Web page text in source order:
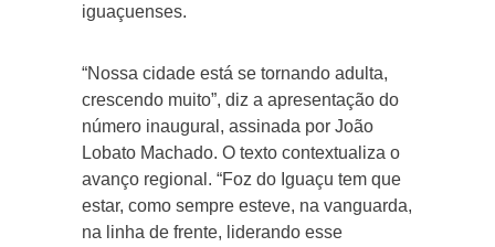
iguaçuenses.
“Nossa cidade está se tornando adulta,
crescendo muito”, diz a apresentação do
número inaugural, assinada por João
Lobato Machado. O texto contextualiza o
avanço regional. “Foz do Iguaçu tem que
estar, como sempre esteve, na vanguarda,
na linha de frente, liderando esse